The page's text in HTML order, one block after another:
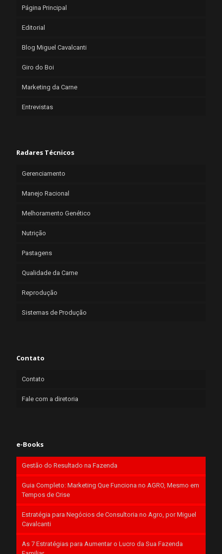
Página Principal
Editorial
Blog Miguel Cavalcanti
Giro do Boi
Marketing da Carne
Entrevistas
Radares Técnicos
Gerenciamento
Manejo Racional
Melhoramento Genético
Nutrição
Pastagens
Qualidade da Carne
Reprodução
Sistemas de Produção
Contato
Contato
Fale com a diretoria
e-Books
Gestão do Resultado na Fazenda
Guia Completo: Marketing Que Funciona no AGRO, Mesmo em
Tempos de Crise
Estratégia para Negócios de Consultoria no Agro, por Miguel
Cavalcanti
As 7 Estratégias para Aumentar o Lucro da Sua Fazenda